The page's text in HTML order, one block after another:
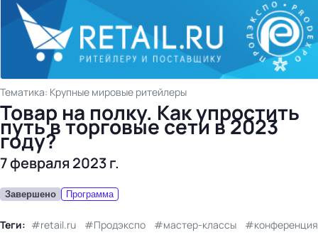
Тематика: Крупные мировые ритейлеры
Товар на полку. Как упростить
путь в торговые сети в 2023
году?
7 февраля 2023 г.
Завершено Программа
Теги: retail.ru Продэкспо мастер-классы конференция